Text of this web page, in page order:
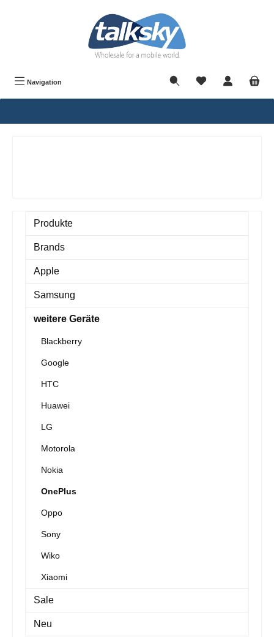
Navigation
Produkte
Brands
Apple
Samsung
weitere Geräte
Blackberry
Google
HTC
Huawei
LG
Motorola
Nokia
OnePlus
Oppo
Sony
Wiko
Xiaomi
Sale
Neu